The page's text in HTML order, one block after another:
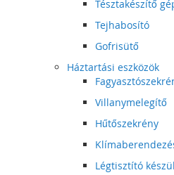
Tésztakészítő
Tejhabosító
Gofrisütő
Háztartási eszközök
Villanymelegítő
Hűtőszekrény
Légtisztító